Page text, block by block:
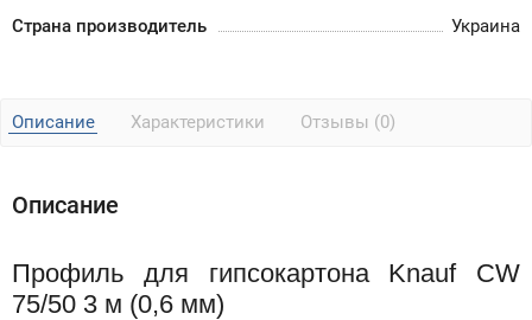
Страна производитель
Украина
Описание Характеристики Отзывы (0)
Описание
Профиль для гипсокартона Knauf
CW
75/50 3 м (0,6 мм)